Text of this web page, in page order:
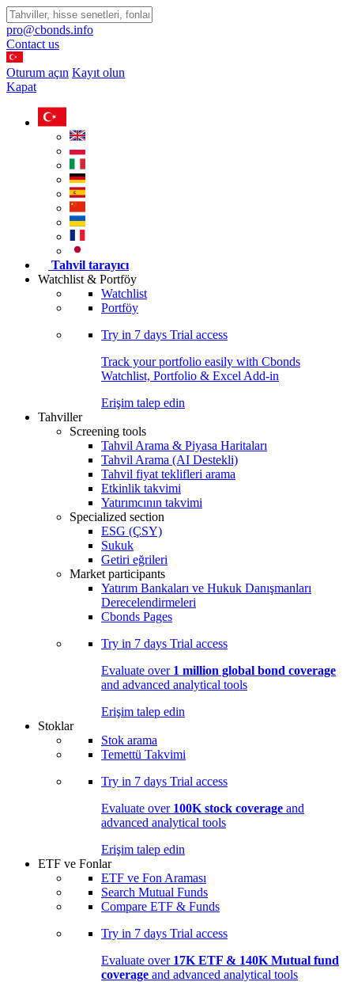
pro@cbonds.info
Contact us
Oturum açın Kayıt olun
Kapat
Tahvil tarayıcı
Watchlist & Portföy
Watchlist
Portföy
Try in 7 days Trial access
Track your portfolio easily with Cbonds
Watchlist, Portfolio & Excel Add-in
Erişim talep edin
Tahviller
Screening tools
Tahvil Arama & Piyasa Haritaları
Tahvil Arama (AI Destekli)
Tahvil fiyat teklifleri arama
Etkinlik takvimi
Yatırımcının takvimi
Specialized section
ESG (ÇSY)
Sukuk
Getiri eğrileri
Market participants
Yatırım Bankaları ve Hukuk Danışmanları
Derecelendirmeleri
Cbonds Pages
Try in 7 days Trial access
Evaluate over 1 million global bond coverage
and advanced analytical tools
Erişim talep edin
Stoklar
Stok arama
Temettü Takvimi
Try in 7 days Trial access
Evaluate over 100K stock coverage and
advanced analytical tools
Erişim talep edin
ETF ve Fonlar
ETF ve Fon Araması
Search Mutual Funds
Compare ETF & Funds
Try in 7 days Trial access
Evaluate over 17K ETF & 140K Mutual fund
coverage and advanced analytical tools